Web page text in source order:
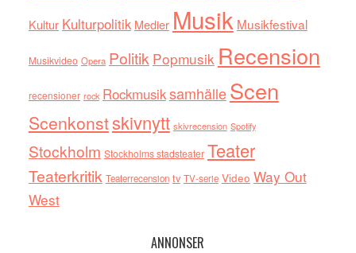
Kultur Kulturpolitik Medier Musik Musikfestival
Musikvideo Opera Politik Popmusik Recension
recensioner rock RockmusiksamhälleScen
Scenkonstskivnytt skivrecension Spotify
Stockholm Stockholms stadsteater Teater
Teaterkritik Teaterrecension tv TV-serie Video Way Out
West
ANNONSER